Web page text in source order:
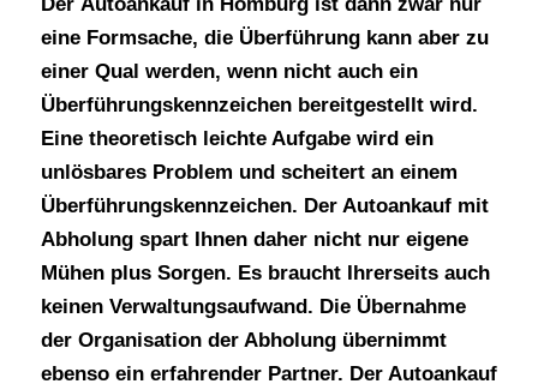
eine Formsache, die Überführung kann aber zu
einer Qual werden, wenn nicht auch ein
Überführungskennzeichen bereitgestellt wird.
Eine theoretisch leichte Aufgabe wird ein
unlösbares Problem und scheitert an einem
Überführungskennzeichen. Der Autoankauf mit
Abholung spart Ihnen daher nicht nur eigene
Mühen plus Sorgen. Es braucht Ihrerseits auch
keinen Verwaltungsaufwand. Die Übernahme
der Organisation der Abholung übernimmt
ebenso ein erfahrender Partner. Der Autoankauf